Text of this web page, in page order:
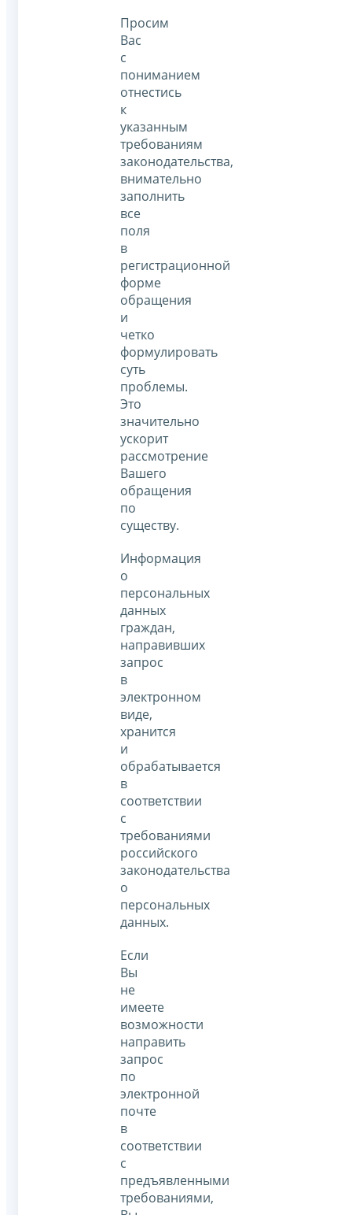
Просим
Вас
с
пониманием
отнестись
к
указанным
требованиям
законодательства,
внимательно
заполнить
все
поля
в
регистрационной
форме
обращения
и
четко
формулировать
суть
проблемы.
Это
значительно
ускорит
рассмотрение
Вашего
обращения
по
существу.
Информация
о
персональных
данных
граждан,
направивших
запрос
в
электронном
виде,
хранится
и
обрабатывается
в
соответствии
с
требованиями
российского
законодательства
о
персональных
данных.
Если
Вы
не
имеете
возможности
направить
запрос
по
электронной
почте
в
соответствии
с
предъявленными
требованиями,